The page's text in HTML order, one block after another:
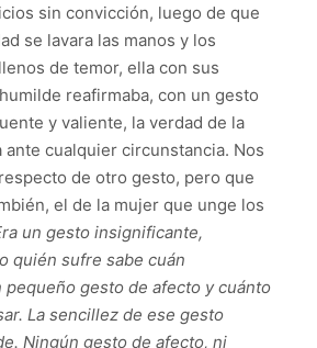
sin convicción, luego de que
se lavara las manos y los
de temor, ella con sus
reafirmaba, con un gesto
y valiente, la verdad de la
ante cualquier circunstancia. Nos
de otro gesto, pero que
el de la mujer que unge los
un gesto insignificante,
quién sufre sabe cuán
gesto de afecto y cuánto
La sencillez de ese gesto
Ningún gesto de afecto, ni